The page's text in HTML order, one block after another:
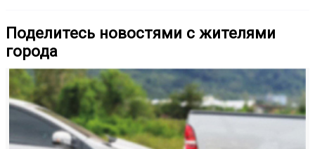
Поделитесь новостями с жителями
города